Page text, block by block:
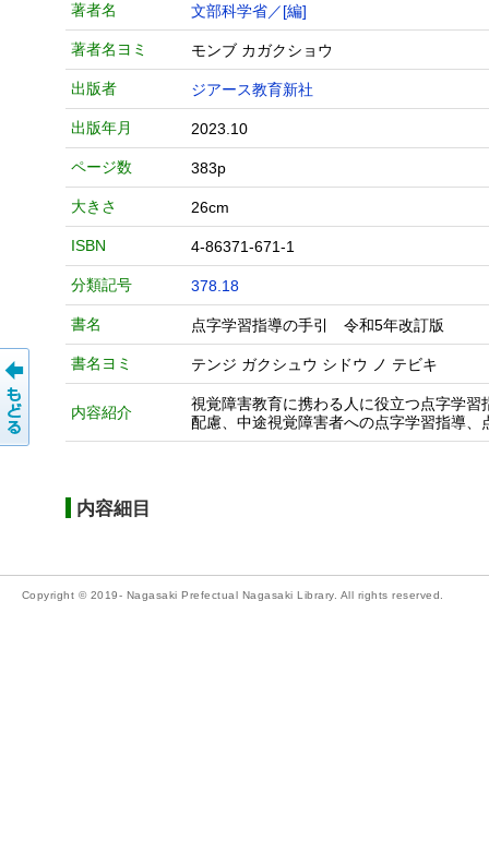
著者名 文部科学省／[編]
著者名ヨミ モンブ カガクショウ
出版者 ジアース教育新社
出版年月 2023.10
ページ数 383p
大きさ 26cm
ISBN 4-86371-671-1
分類記号 378.18
書名 点字学習指導の手引 令和5年改訂版
書名ヨミ テンジ ガクシュウ シドウ ノ テビキ
内容紹介
視覚障害教育に携わる人に役立つ点字学
配慮、中途視覚障害者への点字学習指導
内容細目
Copyright © 2019- Nagasaki Prefectual Nagasaki Library. All rights reserved.